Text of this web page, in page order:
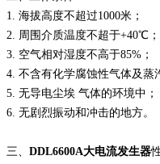
1. 海拔高度不超过1000米；
2. 周围介质温度不超于+40℃；
3. 空气相对湿度不高于85%；
4. 不含有化学腐蚀性气体及蒸
5. 无导电尘埃 气体的环境中；
6. 无剧烈振动和冲击的地方。
三、 DDL6600A大电流发生器